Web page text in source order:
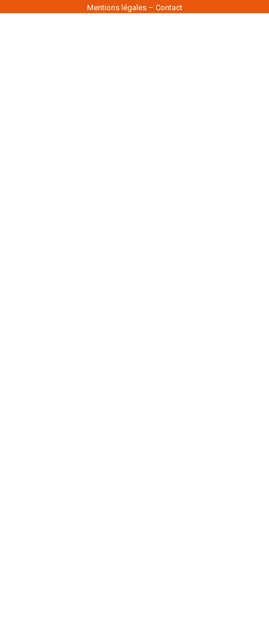
Mentions légales– Contact